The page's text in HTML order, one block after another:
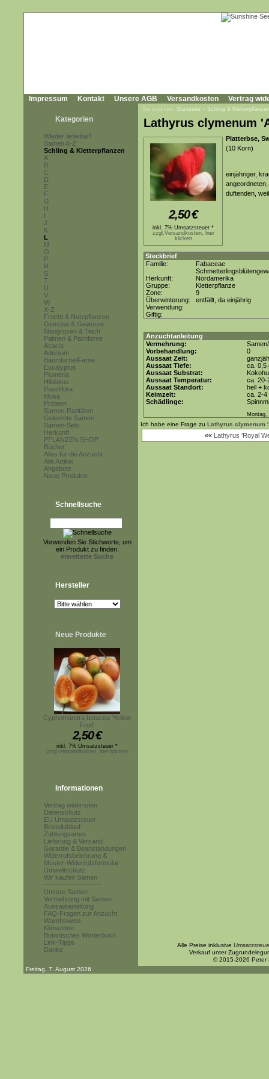
Impressum Kontakt Unsere AGB Versandkosten Vertrag
Kategorien
Wieder lieferbar!
Samen A-Z
Schling & Kletterpflanzen
A
B
C
D
E
F
G
H
I
J
K
L
M
O
P
R
S
T
U
V
W
X-Z
Frucht & Nutzpflanzen
Gemüse & Gewürze
Mangroven & Teich
Palmen & Palmfarne
Acacia
Adenium
Baumfarne/Farne
Eucalyptus
Plumeria
Hibiskus
Passiflora
Musa
Proteen
Samen-Raritäten
Gekeimte Samen
Samen-Sets
Herkunft
PFLANZEN SHOP
Bücher
Alles für die Anzucht
Alle Artikel
Angebote
Neue Produkte
Schnellsuche
Verwenden Sie Stichworte, um
ein Produkt zu finden.
erweiterte Suche
Hersteller
Neue Produkte
Cyphomandra betacea 'Yellow
Fruit'
2,50€
inkl. 7% Umsatzsteuer *
zzgl.Versandkosten, hier klicken
Informationen
Vertrag widerrufen
Datenschutz
EU Umsatzsteuer
Bestellablauf
Zahlungsarten
Lieferung & Versand
Garantie & Beanstandungen
Widerrufsbelehrung &
Muster-Widerrufsformular
Umweltschutz
Wir kaufen Samen
------------------------
Unsere Samen
Vermehrung mit Samen
Aussaatanleitung
FAQ-Fragen zur Anzucht
Warnhinweis
Klimazone
Botanisches Wörterbuch
Link-Tipps
Danke
Sie sind hier: Startseite » Schling & Kletterpflanzen
Lathyrus clymenum
2,50€
inkl. 7% Umsatzsteuer *
zzgl.Versandkosten, hier
klicken
Platterbse,
(10 Korn)
einjähriger,
duftenden,
Steckbrief
Familie:
Fabaceae
Herkunft:
Nordamerika
Gruppe:
Kletterpflanze
Zone:
9
Überwinterung:
entfällt, da einjährig
Verwendung:
Giftig:
Anzuchtanleitung
Vermehrung:
Vorbehandlung:
0
Aussaat Zeit:
Aussaat Tiefe:
ca. 0,5
Aussaat Substrat:
Aussaat Temperatur:
ca. 20-
Aussaat Standort:
hell +
Keimzeit:
ca. 2-4
Schädlinge:
Montag,
Ich habe eine Frage zu Lathyrus clymenum
«« Lathyrus 'Royal
Alle Preise inklusive
Verkauf unter
© 2015-2026 Peter
Freitag, 7. August 2026